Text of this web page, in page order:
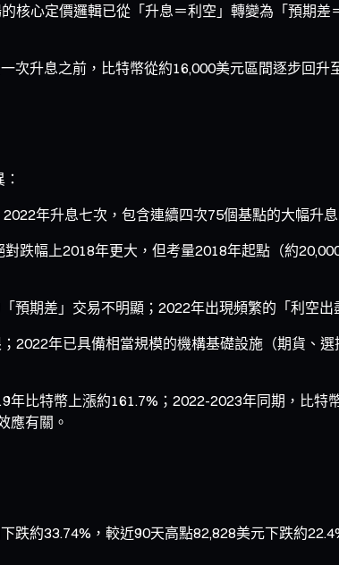
核心定價邏輯已從「升息＝利空」轉變為「預期
升息之前，比特幣從約16,000美元區間逐步回升
年升息七次，包含連續四次75個基點的大幅升
跌幅上2018年更大，但考量2018年起點（約
預期差」交易不明顯；2022年出現頻繁的「利空
2022年已具備相當規模的機構基礎設施（期貨、
比特幣上漲約161.7%；2022-2023年同期，比
應有關。
跌約33.74%，較近90天高點82,828美元下跌約